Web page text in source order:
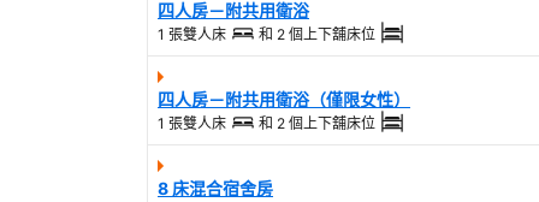
四人房－附共用衛浴
1 張雙人床 和 2 個上下舖床位
四人房－附共用衛浴（僅限女性）
1 張雙人床 和 2 個上下舖床位
8 床混合宿舍房